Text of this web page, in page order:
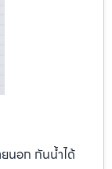
นอก กันน้ำได้